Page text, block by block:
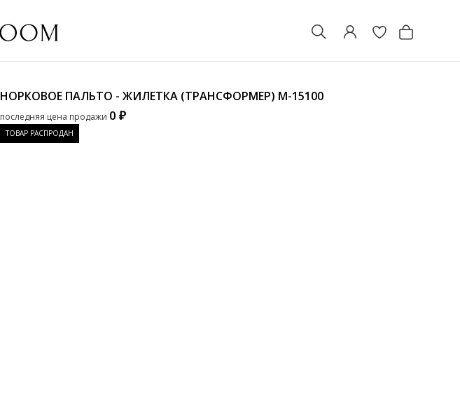
НОРКОВОЕ ПАЛЬТО - ЖИЛЕТКА (ТРАНСФОРМЕР) M-15100
последняя цена продажи 0 ₽
ТОВАР РАСПРОДАН